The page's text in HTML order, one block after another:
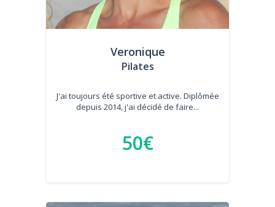
Veronique
Pilates
J'ai toujours été sportive et active. Diplômée
depuis 2014, j'ai décidé de faire...
50€